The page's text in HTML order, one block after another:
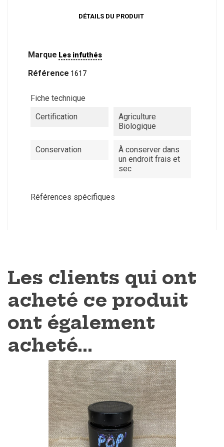
DÉTAILS DU PRODUIT
Marque Les infuthés
Référence 1617
Fiche technique
Certification
Agriculture
Biologique
Conservation
À conserver dans
un endroit frais et
sec
Références spécifiques
Les clients qui ont
acheté ce produit
ont également
acheté...